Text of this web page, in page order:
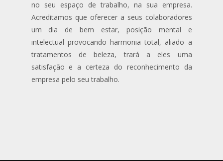
no seu espaço de trabalho, na sua empresa.
Acreditamos que oferecer a seus colaboradores
um dia de bem estar, posição mental e
intelectual provocando harmonia total, aliado a
tratamentos de beleza, trará a eles uma
satisfação e a certeza do reconhecimento da
empresa pelo seu trabalho.